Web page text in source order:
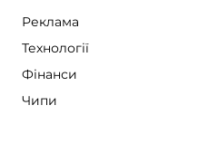
Реклама
Технології
Фінанси
Чипи